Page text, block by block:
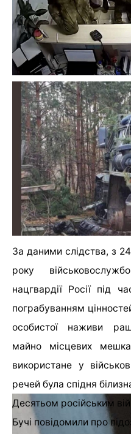
За даними слідства, з
року
нацгвардії Росії під
пограбуванням
особистої наживи
майно місцевих
використане у
речей була спідня
Десятьом російським
Бучі повідомили про